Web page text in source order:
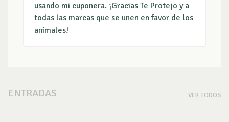
usando mi cuponera. ¡Gracias Te Protejo y a
todas las marcas que se unen en favor de los
animales!
ENTRADAS VER TODOS